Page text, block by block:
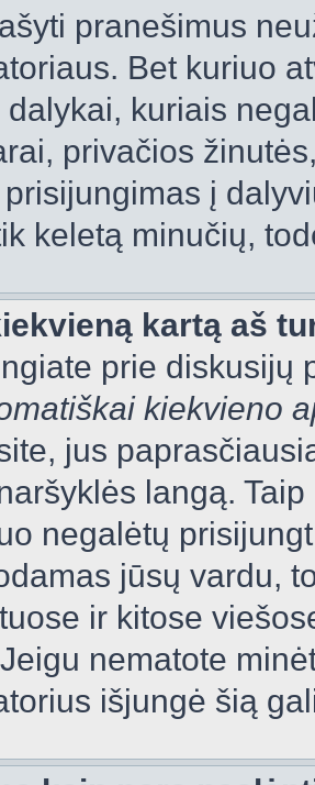
pranešimus
Bet kuriuo
dalykai, kuriais
privačios
į
keletą minučių,
kartą aš
prie diskusijų
kiekvieno
jus
langą.
negalėtų
jūsų vardu,
ir kitose
nematote
išjungė šią